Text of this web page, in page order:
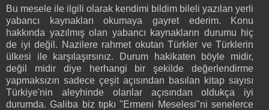
Bu mesele ile ilgili olarak kendimi bildim bileli yazılan yerli
yabancı kaynakları okumaya gayret ederim. Konu
hakkında yazılmış olan yabancı kaynakların durumu hiç
de iyi değil. Nazilere rahmet okutan Türkler ve Türklerin
ülkesi ile karşılaşırsınız. Durum hakikaten böyle midir,
değil midir diye herhangi bir şekilde değerlendirme
yapmaksızın sadece çeşit açısından basılan kitap sayısı
Türkiye'nin aleyhinde olanlar açısından oldukça iyi
durumda. Galiba biz tıpkı "Ermeni Meselesi"ni senelerce